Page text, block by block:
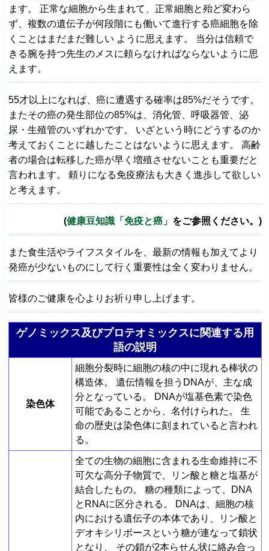
ます。 正常な細胞から生まれて、正常細胞と殆ど変わら
ず、複数の遺伝子が何段階にも働いて進行する癌細胞を除
くことはまだまだ難しい ように思えます。 当分は信頼で
きる腕を持つ先生のメスに頼らなければならないように思
えます。
55才以上になれば、癌に遭遇する確率は85%だそうです。
またその癌の発生部位の85%は、消化管、呼吸器管、泌
尿・生殖管のいずれかです。 いざという時にどうするのか
考えておくことに越したことはないように思えます。 高齢
者の場合は転移した癌が早く増殖させないことも重要だと
言われます。 頼りになる免疫療法も大きく進歩して欲しい
と考えます。
(健康豆知識「免疫と癌」 をご参照ください。)
また食生活やライフスタイルを、最新の情報も加えてより
発癌が少ないものにして行く重要性は全く変わりません。
皆様のご健康を心よりお祈り申し上げます。
ゲノミックス及びプロテオミックスに関連する用
語の説明
染色体
細胞分裂時に細胞の核の中に現れる棒状の
構造体。 遺伝情報を担うDNAが、主な成
分となっている。 DNAが塩基色素で染色
可能であることから、名付けられた。 生
命の歴史は染色体に刻まれていると言われ
る。
全ての生物の細胞に含まれる生命維持に不
可欠な高分子物質で、リン酸と糖と塩基が
結合したもの。 糖の種類によって、DNA
とRNAに区分される。 DNAは、細胞の核
内における遺伝子の本体であり、リン酸と
デオキシリボースという糖が連なって鎖状
となり、 その鎖が2本らせん状に絡み合っ